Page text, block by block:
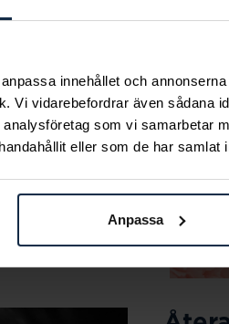
innehållet och
Vi vidarebefordrar även sådana
som vi samarbetar
eller som de har samlat
Anpassa
tillfälle i livet.
för att